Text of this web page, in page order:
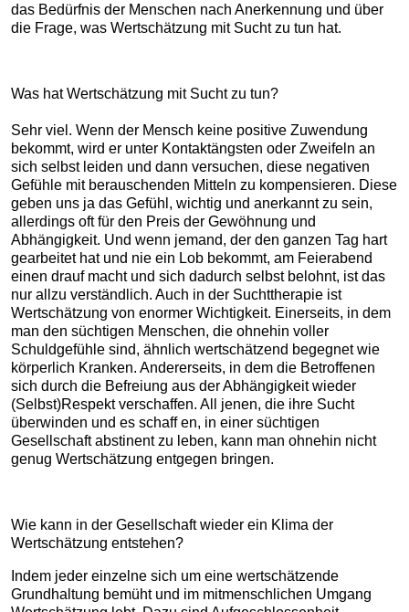
das Bedürfnis der Menschen nach Anerkennung und über
die Frage, was Wertschätzung mit Sucht zu tun hat.
Was hat Wertschätzung mit Sucht zu tun?
Sehr viel. Wenn der Mensch keine positive Zuwendung
bekommt, wird er unter Kontaktängsten oder Zweifeln an
sich selbst leiden und dann versuchen, diese negativen
Gefühle mit berauschenden Mitteln zu kompensieren. Diese
geben uns ja das Gefühl, wichtig und anerkannt zu sein,
allerdings oft für den Preis der Gewöhnung und
Abhängigkeit. Und wenn jemand, der den ganzen Tag hart
gearbeitet hat und nie ein Lob bekommt, am Feierabend
einen drauf macht und sich dadurch selbst belohnt, ist das
nur allzu verständlich. Auch in der Suchttherapie ist
Wertschätzung von enormer Wichtigkeit. Einerseits, in dem
man den süchtigen Menschen, die ohnehin voller
Schuldgefühle sind, ähnlich wertschätzend begegnet wie
körperlich Kranken. Andererseits, in dem die Betroffenen
sich durch die Befreiung aus der Abhängigkeit wieder
(Selbst)Respekt verschaffen. All jenen, die ihre Sucht
überwinden und es schaff en, in einer süchtigen
Gesellschaft abstinent zu leben, kann man ohnehin nicht
genug Wertschätzung entgegen bringen.
Wie kann in der Gesellschaft wieder ein Klima der
Wertschätzung entstehen?
Indem jeder einzelne sich um eine wertschätzende
Grundhaltung bemüht und im mitmenschlichen Umgang